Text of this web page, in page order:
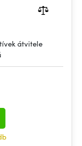
átvitele